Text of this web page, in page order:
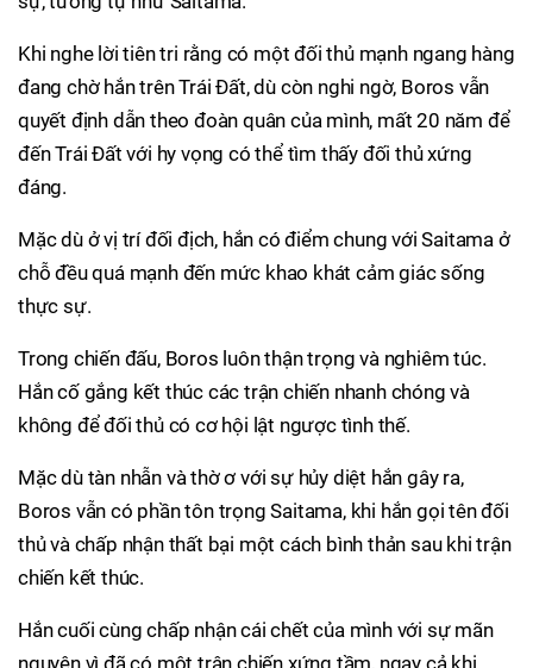
Khi nghe lời tiên tri rằng có một đối thủ mạnh ngang hàng
đang chờ hắn trên Trái Đất, dù còn nghi ngờ, Boros vẫn
quyết định dẫn theo đoàn quân của mình, mất 20 năm để
đến Trái Đất với hy vọng có thể tìm thấy đối thủ xứng
đáng.
Mặc dù ở vị trí đối địch, hắn có điểm chung với Saitama ở
chỗ đều quá mạnh đến mức khao khát cảm giác sống
thực sự.
Trong chiến đấu, Boros luôn thận trọng và nghiêm túc.
Hắn cố gắng kết thúc các trận chiến nhanh chóng và
không để đối thủ có cơ hội lật ngược tình thế.
Mặc dù tàn nhẫn và thờ ơ với sự hủy diệt hắn gây ra,
Boros vẫn có phần tôn trọng Saitama, khi hắn gọi tên đối
thủ và chấp nhận thất bại một cách bình thản sau khi trận
chiến kết thúc.
Hắn cuối cùng chấp nhận cái chết của mình với sự mãn